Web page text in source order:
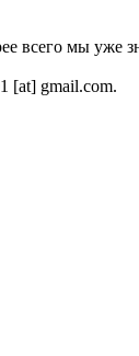
всего мы уже
[at] gmail.com.